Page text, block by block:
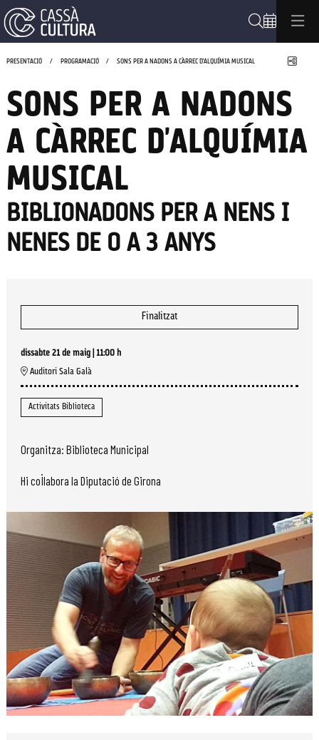
PRESENTACIÓ PROGRAMACIÓ SONS PER A NADONS A CÀRREC D'ALQUÍMIA MUSICAL
SONS PER A NADONS
A CÀRREC D'ALQUÍMIA
MUSICAL
BIBLIONADONS PER A NENS I
NENES DE 0 A 3 ANYS
Finalitzat
dissabte 21 de maig
11:00 h
Auditori Sala Galà
Activitats Biblioteca
Organitza: Biblioteca Municipal
Hi col·labora la Diputació de Girona